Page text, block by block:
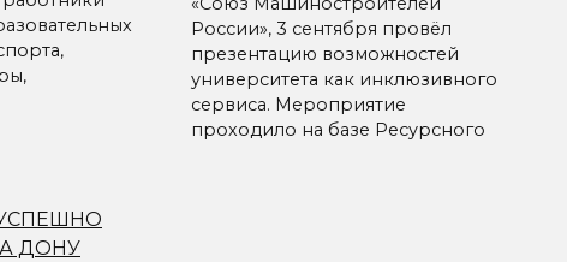
России», 3 сентября провёл
презентацию возможностей
университета как инклюзивного
сервиса. Мероприятие
проходило на базе Ресурсного